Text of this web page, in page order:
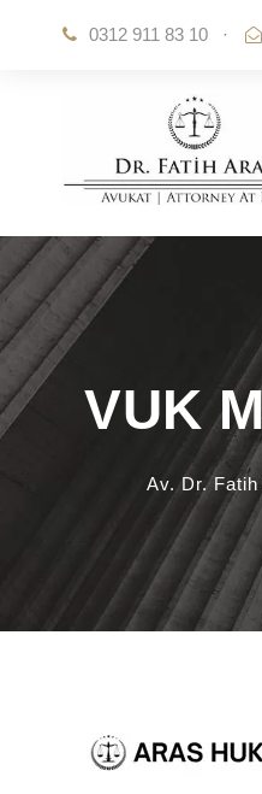
0312 911 83 10 ·
VUK
Av. Dr. Fatih